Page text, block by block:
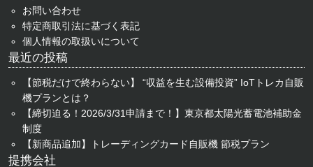
お問い合わせ
特定商取引法に基づく表記
個人情報の取扱いについて
最近の投稿
【節税だけで終わらない】 “収益を生む設備投資” IoTトレカ自販
機プランとは？
【締切迫る！2026/3/31申請まで！】東京都太陽光蓄電池補助金
制度
【新商品追加】トレーディングカード自販機 節税プラン
提携会社